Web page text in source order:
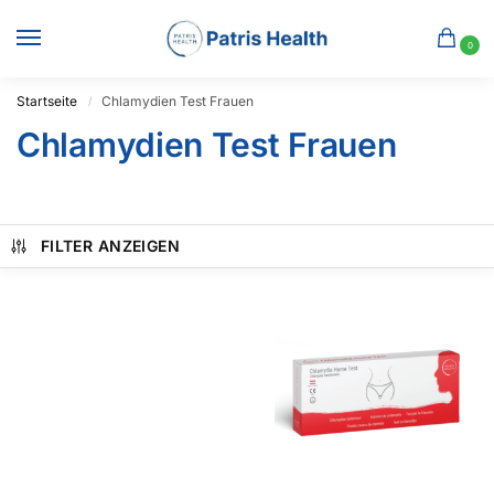
0
Startseite / Chlamydien Test Frauen
Chlamydien Test Frauen
FILTER ANZEIGEN